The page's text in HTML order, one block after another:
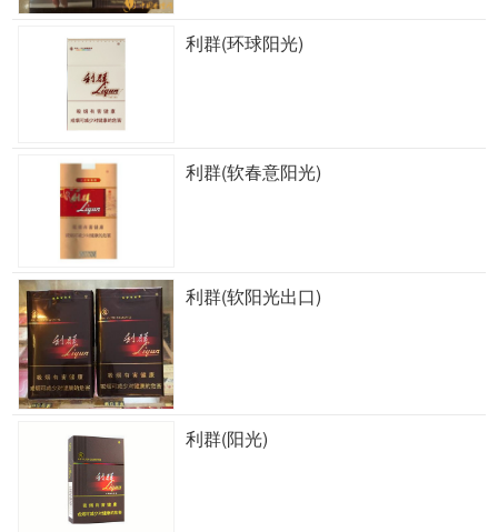
利群(环球阳光)
利群(软春意阳光)
利群(软阳光出口)
利群(阳光)